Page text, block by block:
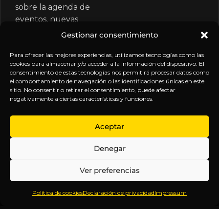
Gestionar consentimiento
Para ofrecer las mejores experiencias, utilizamos tecnologías como las
cookies para almacenar y/o acceder a la información del dispositivo. El
consentimiento de estas tecnologías nos permitirá procesar datos como
el comportamiento de navegación o las identificaciones únicas en este
sitio. No consentir o retirar el consentimiento, puede afectar
negativamente a ciertas características y funciones.
Aceptar
Denegar
Ver preferencias
Política de cookiesDeclaración de privacidadImpressum
sobre la agenda de
eventos, nuevas
publicaciones y
suscripción.
Inteligencia
Anticipándonos
EXPLORA
Inicio
Sobre
Contenido
Webinars
LEGAL
Política
de
Términos y
Aviso
SÍGUENOS